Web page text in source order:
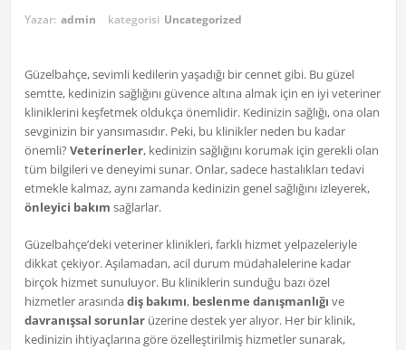
Yazar: admin kategorisi Uncategorized
Güzelbahçe, sevimli kedilerin yaşadığı bir cennet gibi. Bu güzel
semtte, kedinizin sağlığını güvence altına almak için en iyi veteriner
kliniklerini keşfetmek oldukça önemlidir. Kedinizin sağlığı, ona olan
sevginizin bir yansımasıdır. Peki, bu klinikler neden bu kadar
önemli? Veterinerler, kedinizin sağlığını korumak için gerekli olan
tüm bilgileri ve deneyimi sunar. Onlar, sadece hastalıkları tedavi
etmekle kalmaz, aynı zamanda kedinizin genel sağlığını izleyerek,
önleyici bakım sağlarlar.
Güzelbahçe’deki veteriner klinikleri, farklı hizmet yelpazeleriyle
dikkat çekiyor. Aşılamadan, acil durum müdahalelerine kadar
birçok hizmet sunuluyor. Bu kliniklerin sunduğu bazı özel
hizmetler arasındadiş bakımı, beslenme danışmanlığı ve
davranışsal sorunlarüzerine destek yer alıyor. Her bir klinik,
kedinizin ihtiyaçlarına göre özelleştirilmiş hizmetler sunarak,